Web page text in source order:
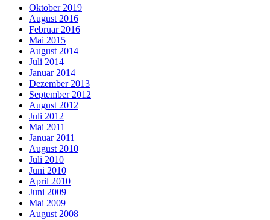
Oktober 2019
August 2016
Februar 2016
Mai 2015
August 2014
Juli 2014
Januar 2014
Dezember 2013
September 2012
August 2012
Juli 2012
Mai 2011
Januar 2011
August 2010
Juli 2010
Juni 2010
April 2010
Juni 2009
Mai 2009
August 2008